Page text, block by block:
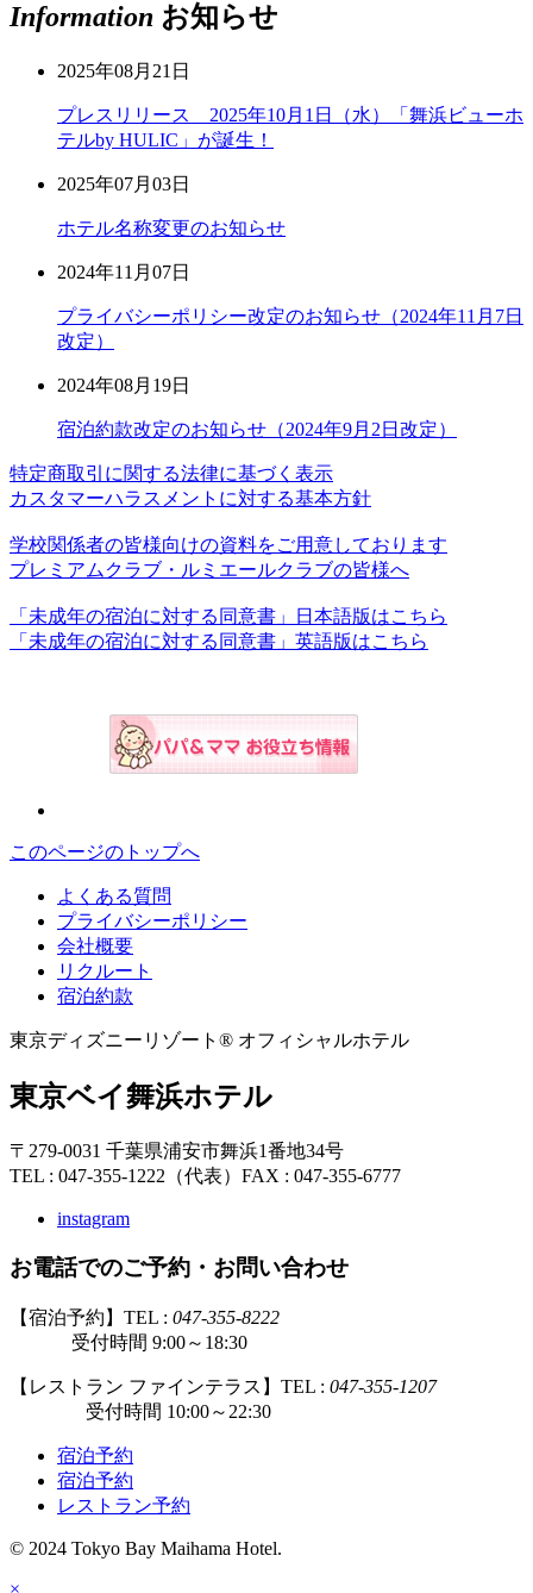
Information お知らせ
2025年08月21日
プレスリリース 2025年10月1日（水）「舞浜ビューホ
テルby HULIC」が誕生！
2025年07月03日
ホテル名称変更のお知らせ
2024年11月07日
プライバシーポリシー改定のお知らせ（2024年11月7日
改定）
2024年08月19日
宿泊約款改定のお知らせ（2024年9月2日改定）
特定商取引に関する法律に基づく表示
カスタマーハラスメントに対する基本方針
学校関係者の皆様向けの資料をご用意しております
プレミアムクラブ・ルミエールクラブの皆様へ
「未成年の宿泊に対する同意書」日本語版はこちら
「未成年の宿泊に対する同意書」英語版はこちら
このページのトップへ
よくある質問
プライバシーポリシー
会社概要
リクルート
宿泊約款
東京ディズニーリゾート® オフィシャルホテル
東京ベイ舞浜ホテル
〒279-0031 千葉県浦安市舞浜1番地34号
TEL : 047-355-1222（代表） FAX : 047-355-6777
instagram
お電話でのご予約・お問い合わせ
【宿泊予約】TEL : 047-355-8222
受付時間 9:00～18:30
【レストラン ファインテラス】TEL : 047-355-1207
受付時間 10:00～22:30
宿泊予約
宿泊予約
レストラン予約
© 2024 Tokyo Bay Maihama Hotel.
×